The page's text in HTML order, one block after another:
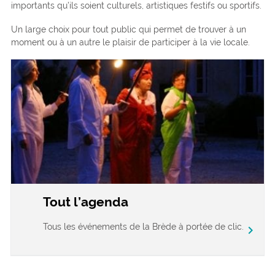
importants qu’ils soient culturels, artistiques festifs ou sportifs.
Un large choix pour tout public qui permet de trouver à un
moment ou à un autre le plaisir de participer à la vie locale.
Tout l’agenda
Tous les événements de la Brède à portée de clic. chevron_right